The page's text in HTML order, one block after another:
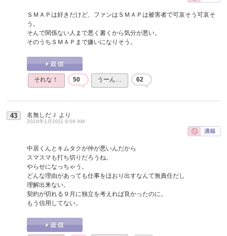
ＳＭＡＰは好きだけど、ファンはＳＭＡＰは被害者で可哀そう可哀そ
う。
そんで関係ない人まで悪く書くから気分が悪い。
そのうちＳＭＡＰまで嫌いになりそう。
それな！ 50 うーん… 62
43 名無しだＪ より
2016年1月20日 9:09 AM
中居くんとキムタクが仲が悪いんだから
スマスマも打ち切りだろうね。
やらせになっちゃう。
どんな理由があっても仕事をほおり出すなんて無責任だし
理解出来ない。
契約が切れる９月に独立を考えれば良かったのに。
もう信用してない。